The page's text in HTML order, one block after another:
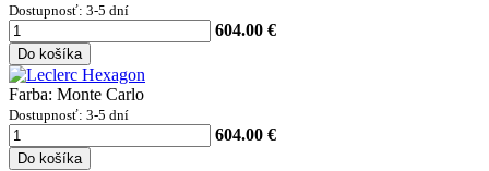
Dostupnosť: 3-5 dní
604.00 €
Do košíka
Farba: Monte Carlo
Dostupnosť: 3-5 dní
604.00 €
Do košíka